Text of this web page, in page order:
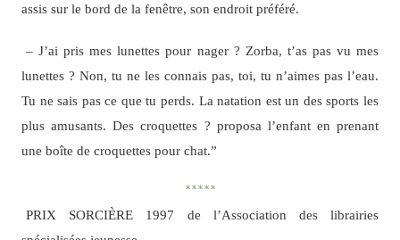
assis sur le bord de la fenêtre, son endroit préféré.
– J’ai pris mes lunettes pour nager ? Zorba, t’as pas vu mes
lunettes ? Non, tu ne les connais pas, toi, tu n’aimes pas l’eau.
Tu ne sais pas ce que tu perds. La natation est un des sports les
plus amusants. Des croquettes ? proposa l’enfant en prenant
une boîte de croquettes pour chat.”
*****
PRIX SORCIÈRE 1997 de l’Association des librairies